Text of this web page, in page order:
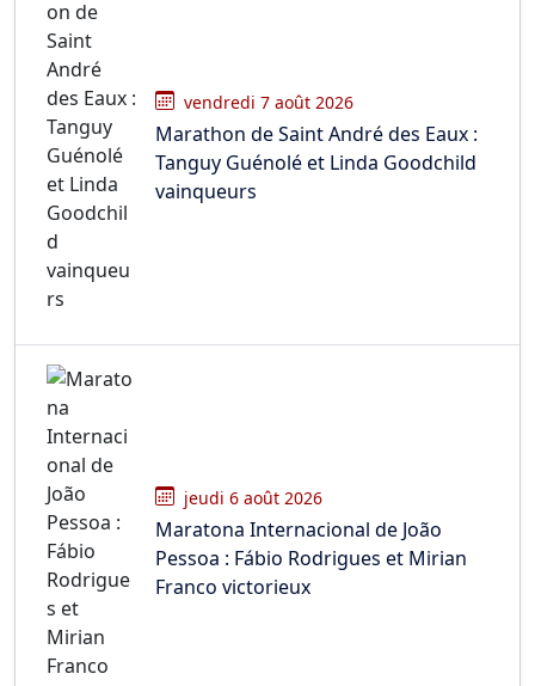
vendredi 7 août 2026
Marathon de Saint André des Eaux :
Tanguy Guénolé et Linda Goodchild
vainqueurs
jeudi 6 août 2026
Maratona Internacional de João
Pessoa : Fábio Rodrigues et Mirian
Franco victorieux